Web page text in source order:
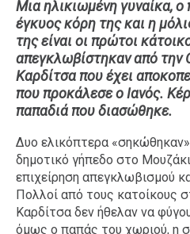
LIFE
Food
Body+Mind
Ταξίδια
Σπίτι
Family
Σχέσεις
Μια ηλικιωμένη γυναίκα,
έγκυος κόρη της και η
της είναι οι πρώτοι
απεγκλωβίστηκαν από την
Καρδίτσα που έχει
που προκάλεσε ο Ιανός.
παπαδιά που διασώθηκε.
Δυο ελικόπτερα
δημοτικό γήπεδο στο
επιχείρηση απεγκλωβισμού
Πολλοί από τους κατοίκους
Καρδίτσα δεν ήθελαν να
όμως ο παπάς του χωριού, η